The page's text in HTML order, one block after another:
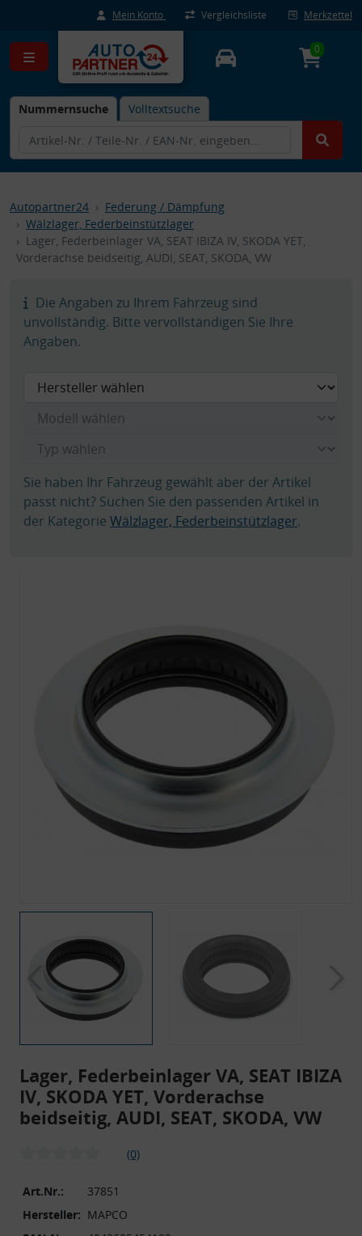
Mein Konto Vergleichsliste Merkzettel
Nummernsuche Volltextsuche
0
Autopartner24
Federung / Dämpfung
Wälzlager, Federbeinstützlager
Lager, Federbeinlager VA, SEAT IBIZA IV, SKODA YET,
Vorderachse beidseitig, AUDI, SEAT, SKODA, VW
Die Angaben zu Ihrem Fahrzeug sind
unvollständig. Bitte vervollständigen Sie Ihre
Angaben.
Sie haben Ihr Fahrzeug gewählt aber der Artikel
passt nicht? Suchen Sie den passenden Artikel in
der Kategorie Wälzlager, Federbeinstützlager.
Lager, Federbeinlager VA, SEAT IBIZA
IV, SKODA YET, Vorderachse
beidseitig, AUDI, SEAT, SKODA, VW
(0)
Art.Nr.:
37851
Hersteller: MAPCO